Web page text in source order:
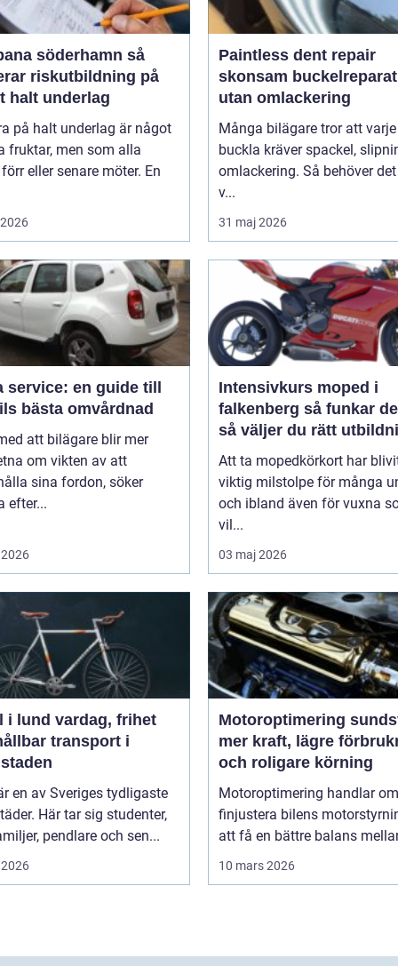
söderhamn så
riskutbildning på
halt underlag
på halt underlag är något
fruktar, men som alla
eller senare möter. En
Paintless dent repair
skonsam
utan omlackering
Många bilägare tror att varje
buckla kräver spackel,
omlackering. Så behöver
v...
31 maj 2026
service: en guide till
bästa omvårdnad
att bilägare blir mer
om vikten av att
sina fordon, söker
efter...
Intensivkurs moped i
falkenberg så funkar det och
så väljer du rätt
Att ta mopedkörkort har
viktig milstolpe för många
och ibland även för vuxna
vil...
03 maj 2026
frihet
transport i
en av Sveriges tydligaste
Här tar sig studenter,
pendlare och sen...
Motoroptimering
mer kraft, lägre
och roligare körning
Motoroptimering handlar
finjustera bilens
att få en bättre balans
10 mars 2026